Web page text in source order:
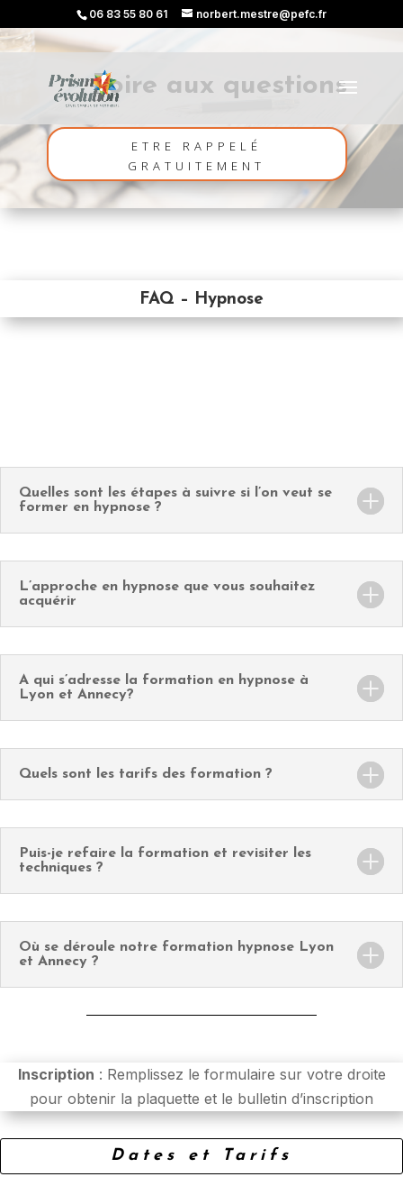
06 83 55 80 61 norbert.mestre@pefc.fr
Foire aux questions
ETRE RAPPELÉ
GRATUITEMENT
FAQ – Hypnose
Quelles sont les étapes à suivre si l’on veut se
former en hypnose ?
L’approche en hypnose que vous souhaitez
acquérir
A qui s’adresse la formation en hypnose à
Lyon et Annecy?
Quels sont les tarifs des formation ?
Puis-je refaire la formation et revisiter les
techniques ?
Où se déroule notre formation hypnose Lyon
et Annecy ?
Inscription : Remplissez le formulaire sur votre droite
pour obtenir la plaquette et le bulletin d’inscription
Dates et Tarifs